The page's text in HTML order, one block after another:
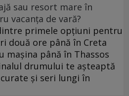
sau resort mare în
vacanța de vară?
primele opțiuni pentru
două ore până în Creta
mașina până în Thassos
drumului te așteaptă
și seri lungi în